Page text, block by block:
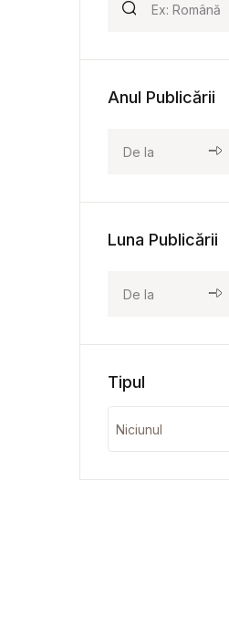
Anul Publicării
Luna Publicării
Tipul